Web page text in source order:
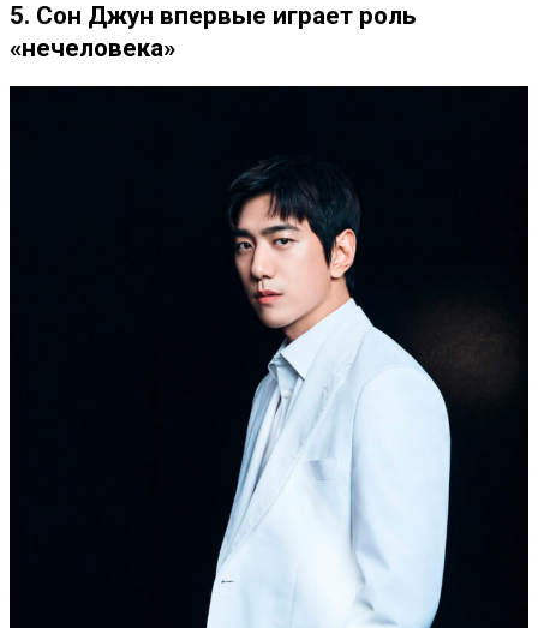
5. Сон Джун впервые играет роль
«нечеловека»